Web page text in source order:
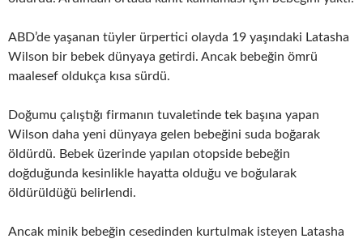
ABD’de yaşanan tüyler ürpertici olayda 19 yaşındaki Latasha
Wilson bir bebek dünyaya getirdi. Ancak bebeğin ömrü
maalesef oldukça kısa sürdü.
Doğumu çalıştığı firmanın tuvaletinde tek başına yapan
Wilson daha yeni dünyaya gelen bebeğini suda boğarak
öldürdü. Bebek üzerinde yapılan otopside bebeğin
doğduğunda kesinlikle hayatta olduğu ve boğularak
öldürüldüğü belirlendi.
Ancak minik bebeğin cesedinden kurtulmak isteyen Latasha